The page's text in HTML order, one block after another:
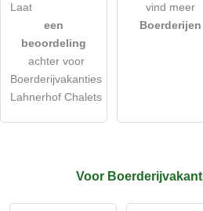
Let op:openbare vragen zijnvoor
Klik hier om een
Boerderijvakanties-invoer
Laat
een
beoordeling
achter voor
Boerderijvakanties
Lahnerhof Chalets
vind meer
Boerderijen
Voor